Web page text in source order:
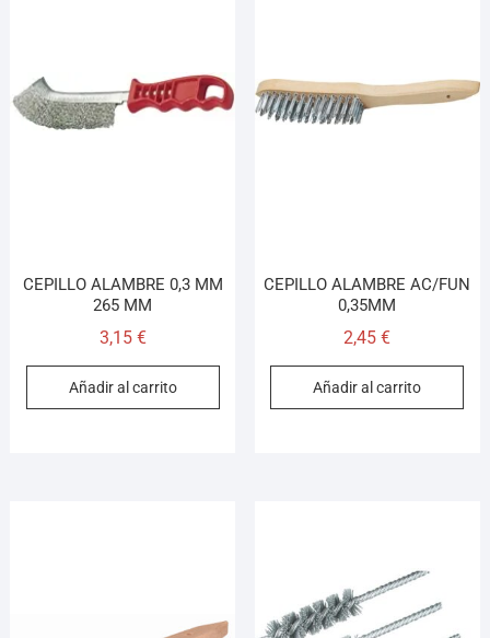
CEPILLO ALAMBRE 0,3 MM
265 MM
3,15 €
Añadir al carrito
CEPILLO ALAMBRE AC/FUN
0,35MM
2,45€
Añadir al carrito
Llamar (cerrado) WhatsApp
¡Hola! Soy el asesor virtual de Ferretería El Arroyo.
Cuéntame qué necesitas y te ayudo a encontrarlo,